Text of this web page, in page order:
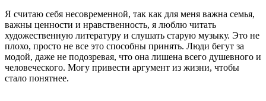
Я считаю себя несовременной, так как для меня важна семья,
важны ценности и нравственность, я люблю читать
художественную литературу и слушать старую музыку. Это не
плохо, просто не все это способны принять. Люди бегут за
модой, даже не подозревая, что она лишена всего душевного и
человеческого. Могу привести аргумент из жизни, чтобы
стало понятнее.